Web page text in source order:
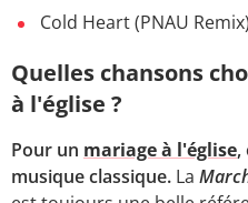
Cold Heart (PNAU
Quelles chansons
à l'église ?
Pour un mariage à l'église,
musique classique. La